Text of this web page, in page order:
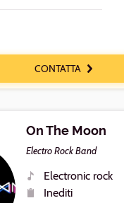
componenti
CONTATTA
On The Moon
Electro Rock Band
Generi
Electronic rock
Inediti